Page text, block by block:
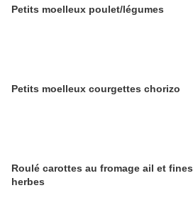
Petits moelleux poulet/légumes
Petits moelleux courgettes chorizo
Roulé carottes au fromage ail et fines
herbes